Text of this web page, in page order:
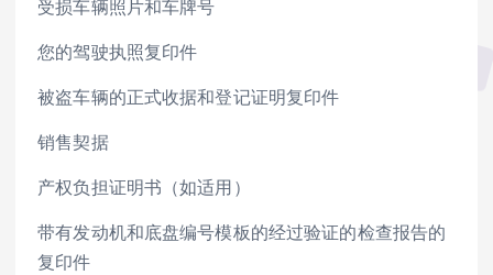
受损车辆照片和车牌号
您的驾驶执照复印件
被盗车辆的正式收据和登记证明复印件
销售契据
产权负担证明书（如适用）
带有发动机和底盘编号模板的经过验证的检查报告的
复印件